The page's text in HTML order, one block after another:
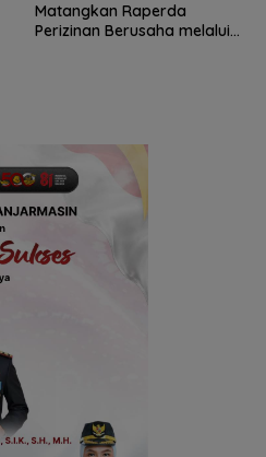
Matangkan Raperda
Perizinan Berusaha melalui